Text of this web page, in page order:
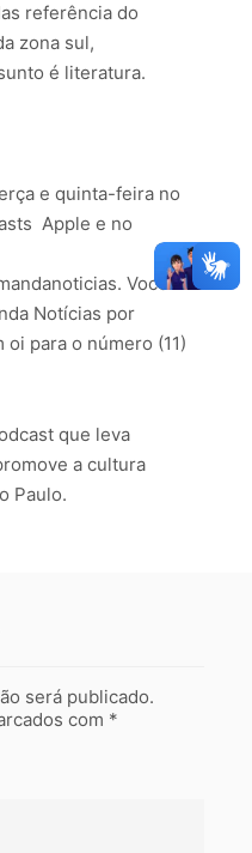
referência do
zona sul,
é literatura.
e quinta-feira no
Apple e no
Você
Notícias por
oi para o número (11)
que leva
a cultura
Paulo.
será publicado.
com *